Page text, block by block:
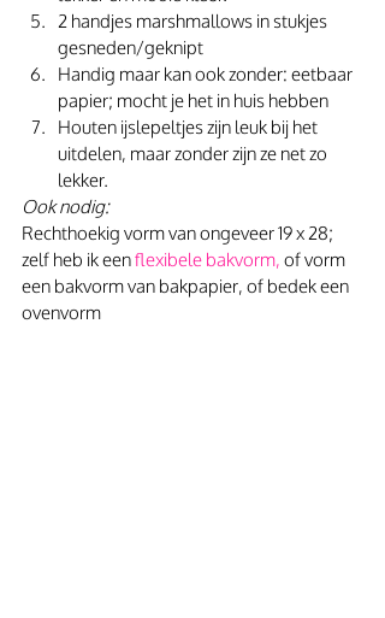
2 handjes marshmallows in stukjes
gesneden/geknipt
Handig maar kan ook zonder: eetbaar
papier; mocht je het in huis hebben
Houten ijslepeltjes zijn leuk bij het
uitdelen, maar zonder zijn ze net zo
lekker.
Ook nodig:
Rechthoekig vorm van ongeveer 19 x 28;
zelf heb ik een flexibele bakvorm, of vorm
een bakvorm van bakpapier, of bedek een
ovenvorm